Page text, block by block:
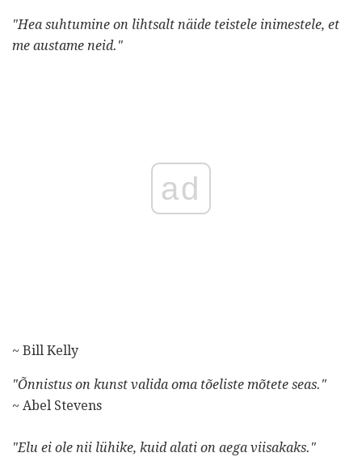
"Hea suhtumine on lihtsalt näide teistele inimestele, et
me austame neid."
ad
~ Bill Kelly
"Õnnistus on kunst valida oma tõeliste mõtete seas."
~ Abel Stevens
"Elu ei ole nii lühike, kuid alati on aega viisakaks."